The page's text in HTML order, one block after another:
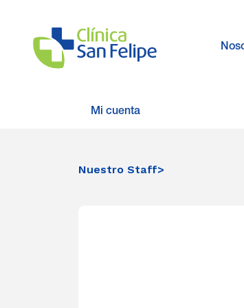
Mi cuenta
Nuestro Staff>